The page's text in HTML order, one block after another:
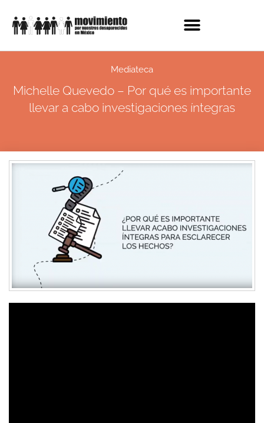
Mediateca
Michelle Quevedo – Por qué es importante
llevar a cabo investigaciones íntegras